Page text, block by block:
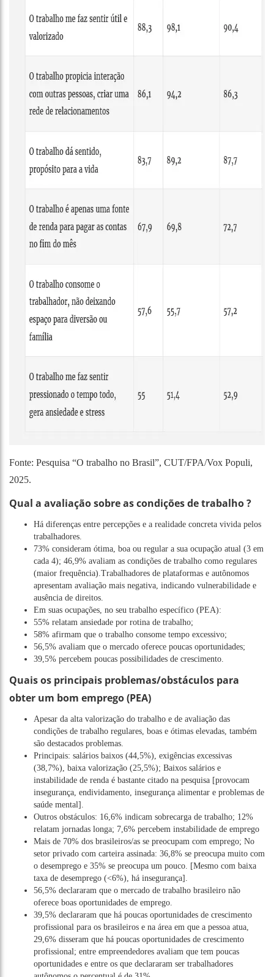
Fonte: Pesquisa “O trabalho no Brasil”, CUT/FPA/Vox Populi,
2025.
Qual a avaliação sobre as condições de trabalho ?
Há diferenças entre percepções e a realidade concreta vivida pelos
trabalhadores.
73% consideram ótima, boa ou regular a sua ocupação atual (3 em
cada 4); 46,9% avaliam as condições de trabalho como regulares
(maior frequência).Trabalhadores de plataformas e autônomos
apresentam avaliação mais negativa, indicando vulnerabilidade e
ausência de direitos.
Em suas ocupações, no seu trabalho específico (PEA):
55% relatam ansiedade por rotina de trabalho;
58% afirmam que o trabalho consome tempo excessivo;
56,5% avaliam que o mercado oferece poucas oportunidades;
39,5% percebem poucas possibilidades de crescimento.
Quais os principais problemas/obstáculos para
obter um bom emprego (PEA)
Apesar da alta valorização do trabalho e de avaliação das
condições de trabalho regulares, boas e ótimas elevadas, também
são destacados problemas.
Principais: salários baixos (44,5%), exigências excessivas
(38,7%), baixa valorização (25,5%); Baixos salários e
instabilidade de renda é bastante citado na pesquisa [provocam
insegurança, endividamento, insegurança alimentar e problemas de
saúde mental].
Outros obstáculos: 16,6% indicam sobrecarga de trabalho; 12%
relatam jornadas longa; 7,6% percebem instabilidade de emprego
Mais de 70% dos brasileiros/as se preocupam com emprego; No
setor privado com carteira assinada: 36,8% se preocupa muito com
o desemprego e 35% se preocupa um pouco. [Mesmo com baixa
taxa de desemprego (<6%), há insegurança].
56,5% declararam que o mercado de trabalho brasileiro não
oferece boas oportunidades de emprego.
39,5% declararam que há poucas oportunidades de crescimento
profissional para os brasileiros e na área em que a pessoa atua,
29,6% disseram que há poucas oportunidades de crescimento
profissional; entre empreendedores avaliam que tem poucas
oportunidades e entre os que declararam ser trabalhadores